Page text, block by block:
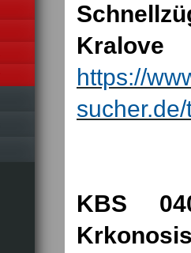
Kralove
https://
KBS